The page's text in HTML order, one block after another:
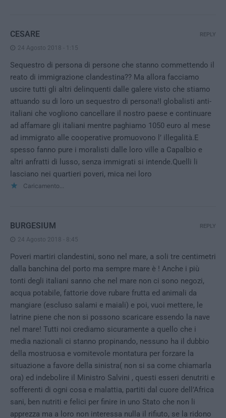
CESARE
24 Agosto 2018 - 1:15
Sequestro di persona di persone che stanno commettendo il
reato di immigrazione clandestina?? Ma allora facciamo
uscire tutti gli altri delinquenti dalle galere visto che stiamo
attuando su di loro un sequestro di persona!I globalisti anti-
italiani che vogliono cancellare il nostro paese e continuare
ad affamare gli italiani mentre paghiamo 1050 euro al mese
ad immigrato alle cooperative promuovono l’ illegalità.E
spesso fanno pure i moralisti dalle loro ville a Capalbio e
altri anfratti di lusso, senza immigrati si intende.Quelli li
lasciano nei quartieri poveri, mica nei loro
Caricamento...
REPLY
BURGESIUM
24 Agosto 2018 - 8:45
Poveri martiri clandestini, sono nel mare, a soli tre centimetri
dalla banchina del porto ma sempre mare è ! Anche i più
tonti degli italiani sanno che nel mare non ci sono negozi,
acqua potabile, fattorie dove rubare frutta ed animali da
mangiare (escluso salami e maiali) e poi, vuoi mettere, le
latrine piene che non si possono scaricare essendo la nave
nel mare! Tutti noi crediamo sicuramente a quello che i
media nazionali ci stanno propinando, nessuno ha il dubbio
della mostruosa e vomitevole montatura per forzare la
situazione a favore della sinistra( non si sa come chiamarla
ora) ed indebolire il Ministro Salvini , questi esseri denutriti e
sofferenti di ogni cosa e malattia, partiti dal cuore dell’Africa
sani, ben nutriti e felici per finire in uno Stato che non li
apprezza ma a loro non interessa nulla il rifiuto, se la ridono
REPLY